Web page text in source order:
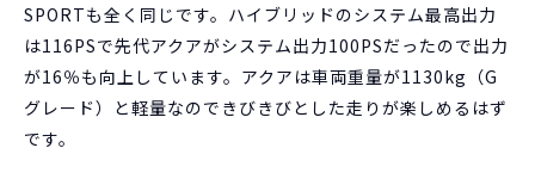
SPORTも全く同じです。ハイブリッドのシステム最高出力
は116PSで先代アクアがシステム出力100PSだったので出力
が16％も向上しています。アクアは車両重量が1130kg（G
グレード）と軽量なのできびきびとした走りが楽しめるはず
です。